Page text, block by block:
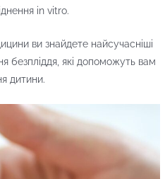
in vitro.
ви знайдете найсучасніші
безпліддя, які допоможуть вам
дитини.